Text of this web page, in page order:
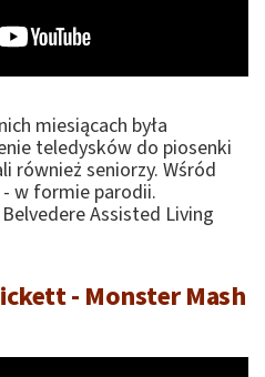
miesiącach była
teledysków do piosenki
również seniorzy. Wśród
w formie parodii.
Assisted Living
- Monster Mash